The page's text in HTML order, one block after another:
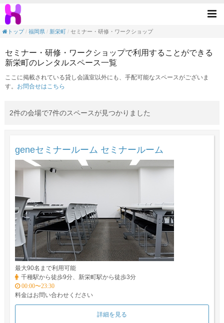
セミナー・研修・ワークショップの目的で
トップ
福岡県 新栄町 セミナー・研修・ワークショップ
セミナー・研修・ワークショップで利用することができる
新栄町のレンタルスペース一覧
ここに掲載されている貸し会議室以外にも、手配可能なスペースがございま
す。 お問合せはこちら
2件の会場で7件のスペースが見つかりました
geneセミナールーム セミナールーム
最大90名まで利用可能
千種駅から徒歩9分、新栄町駅から徒歩3分
00:00〜23:30
料金はお問い合わせください
詳細を見る